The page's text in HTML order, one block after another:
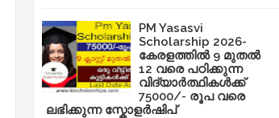
PM Yasasvi
Scholarship 2026-
കേരളത്തിൽ 9 മുതൽ
12 വരെ പഠിക്കുന്ന
വിദ്യാർത്ഥികൾക്ക്
75000/- രൂപ വരെ
ലഭിക്കുന്ന സ്കോളർഷിപ്